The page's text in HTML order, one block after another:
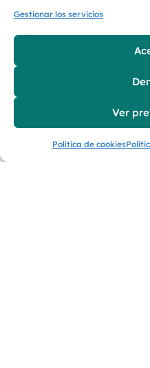
Gestionar los servicios
Ver
Política de cookies
Ana Sastre,CEO
Anterior